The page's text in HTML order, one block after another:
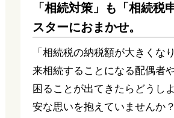
「相続対策」も「相続税
スターにおまかせ。
「相続税の納税額が大きくな
来相続することになる配偶者
困ることが出てきたらどうし
安な思いを抱えていませんか？